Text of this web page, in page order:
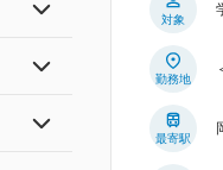
対象
勤務地
最寄駅